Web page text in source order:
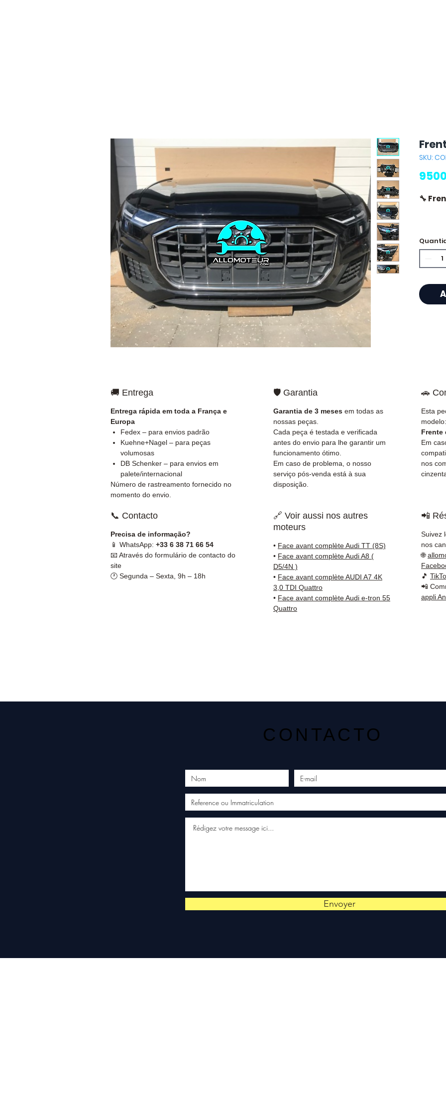
SKU:
🔧
⭐
antes
✅
✅
a
🚚 Entrega
Entrega rápida em toda a França e
Europa
Fedex – para envios padrão
Kuehne+Nagel – para peças
volumosas
DB Schenker – para envios em
palete/internacional
Número de rastreamento fornecido no
momento do envio.
🛡️ Garantia
Garantia de 3 meses em todas as
nossas peças.
Cada peça é testada e verificada
antes do envio para lhe garantir um
funcionamento ótimo.
Em caso de problema, o nosso
serviço pós-venda está à sua
disposição.
🚗
Esta
modelo:
Frente
Em
nos
📞 Contacto
Precisa de informação?
📱 WhatsApp: +33 6 38 71 66 54
📧 Através do formulário de contacto do
site
🕐 Segunda – Sexta, 9h – 18h
🔗 Voir aussi nos autres
moteurs
• Face avant complète Audi TT (8S)
• Face avant complète Audi A8 (
D5/4N )
• Face avant complète AUDI A7 4K
3,0 TDI Quattro
• Face avant complète Audi e-tron 55
Quattro
📲
Suivez
nos
🌐
🎵
📲
appli
CONTACTO
Envoyer